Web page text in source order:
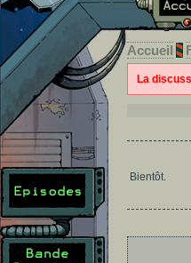
Accueil
La
Bientôt.